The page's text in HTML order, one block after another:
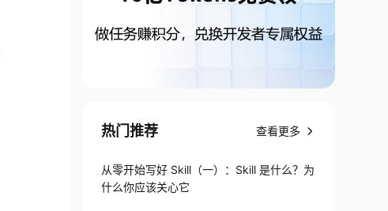
热门推荐 查看更多
从零开始写好 Skill（一）：Skill 是什么？为
什么你应该关心它